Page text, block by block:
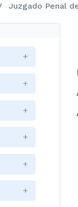
Juzgado Penal